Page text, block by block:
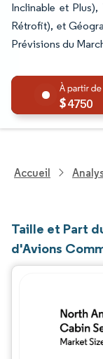
Inclinable et
Rétrofit), et
Prévisions du
4750
Accueil
Taille et Part
d'Avions